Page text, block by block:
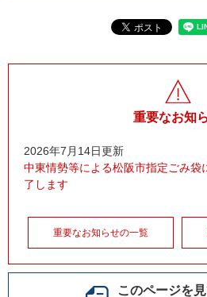
重要なお知
2026年7月14日更新
中東情勢等による松阪市指定ごみ袋
了します
重要なお知らせの一覧
このページを